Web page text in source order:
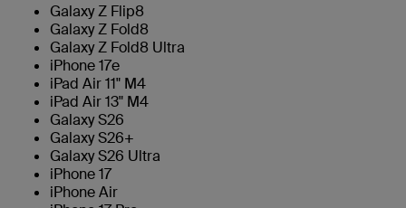
Galaxy Z Flip8
Galaxy Z Fold8
Galaxy Z Fold8 Ultra
iPhone 17e
iPad Air 11" M4
iPad Air 13" M4
Galaxy S26
Galaxy S26+
Galaxy S26 Ultra
iPhone 17
iPhone Air